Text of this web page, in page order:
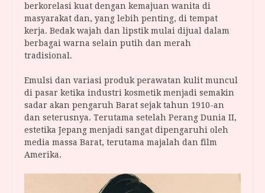
berkorelasi kuat dengan kemajuan wanita di
masyarakat dan, yang lebih penting, di tempat
kerja. Bedak wajah dan lipstik mulai dijual dalam
berbagai warna selain putih dan merah
tradisional.
Emulsi dan variasi produk perawatan kulit muncul
di pasar ketika industri kosmetik menjadi semakin
sadar akan pengaruh Barat sejak tahun 1910-an
dan seterusnya. Terutama setelah Perang Dunia II,
estetika Jepang menjadi sangat dipengaruhi oleh
media massa Barat, terutama majalah dan film
Amerika.